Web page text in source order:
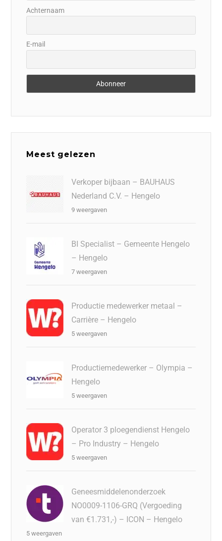
Achternaam
E-mail
Meest gelezen
Verkoper bijbaan – BAUHAUS
Nederland C.V. – Hengelo
9 weergaven
BI Specialist – Gemeente Hengelo
– Hengelo
7 weergaven
Productie medewerker metaal –
Carrière – Hengelo
5 weergaven
Productiemedewerker – Olympia –
Hengelo
5 weergaven
Operator 3 ploegendienst Hengelo
– Pro Industry – Hengelo
5 weergaven
Geneesmiddelenonderzoek
NO0009-1106-GRQ (Vergoeding
van €1.731,-) – ICON – Hengelo
5 weergaven